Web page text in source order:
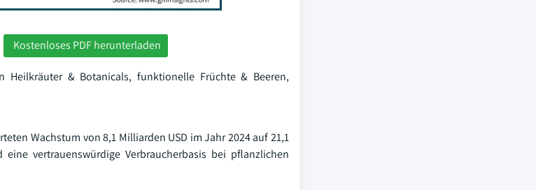
Kostenloses PDF herunterladen
Heilkräuter & Botanicals, funktionelle Früchte & Beeren,
Wachstum von 8,1 Milliarden USD im Jahr 2024 auf 21,1
vertrauenswürdige Verbraucherbasis bei pflanzlichen